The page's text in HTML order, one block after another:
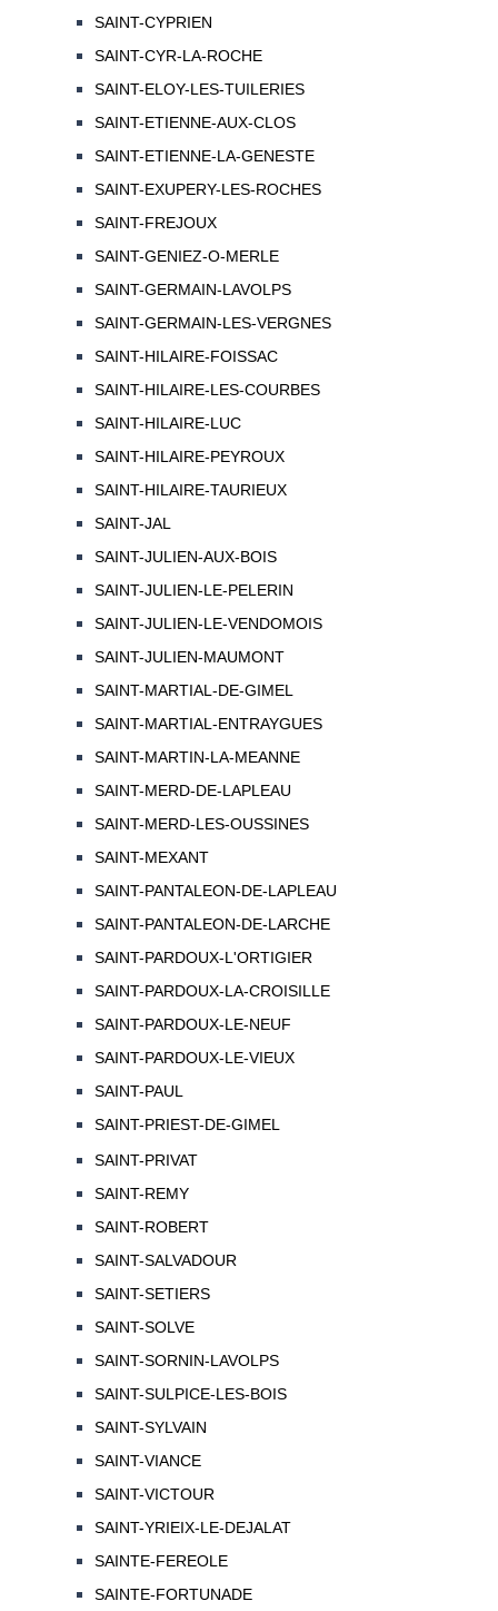
SAINT-CYPRIEN
SAINT-CYR-LA-ROCHE
SAINT-ELOY-LES-TUILERIES
SAINT-ETIENNE-AUX-CLOS
SAINT-ETIENNE-LA-GENESTE
SAINT-EXUPERY-LES-ROCHES
SAINT-FREJOUX
SAINT-GENIEZ-O-MERLE
SAINT-GERMAIN-LAVOLPS
SAINT-GERMAIN-LES-VERGNES
SAINT-HILAIRE-FOISSAC
SAINT-HILAIRE-LES-COURBES
SAINT-HILAIRE-LUC
SAINT-HILAIRE-PEYROUX
SAINT-HILAIRE-TAURIEUX
SAINT-JAL
SAINT-JULIEN-AUX-BOIS
SAINT-JULIEN-LE-PELERIN
SAINT-JULIEN-LE-VENDOMOIS
SAINT-JULIEN-MAUMONT
SAINT-MARTIAL-DE-GIMEL
SAINT-MARTIAL-ENTRAYGUES
SAINT-MARTIN-LA-MEANNE
SAINT-MERD-DE-LAPLEAU
SAINT-MERD-LES-OUSSINES
SAINT-MEXANT
SAINT-PANTALEON-DE-LAPLEAU
SAINT-PANTALEON-DE-LARCHE
SAINT-PARDOUX-L'ORTIGIER
SAINT-PARDOUX-LA-CROISILLE
SAINT-PARDOUX-LE-NEUF
SAINT-PARDOUX-LE-VIEUX
SAINT-PAUL
SAINT-PRIEST-DE-GIMEL
SAINT-PRIVAT
SAINT-REMY
SAINT-ROBERT
SAINT-SALVADOUR
SAINT-SETIERS
SAINT-SOLVE
SAINT-SORNIN-LAVOLPS
SAINT-SULPICE-LES-BOIS
SAINT-SYLVAIN
SAINT-VIANCE
SAINT-VICTOUR
SAINT-YRIEIX-LE-DEJALAT
SAINTE-FEREOLE
SAINTE-FORTUNADE